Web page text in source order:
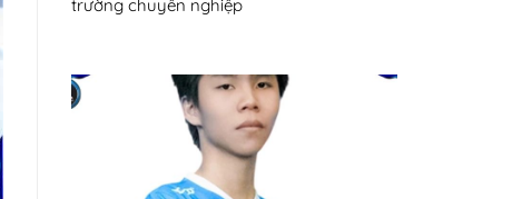
trường chuyên nghiệp